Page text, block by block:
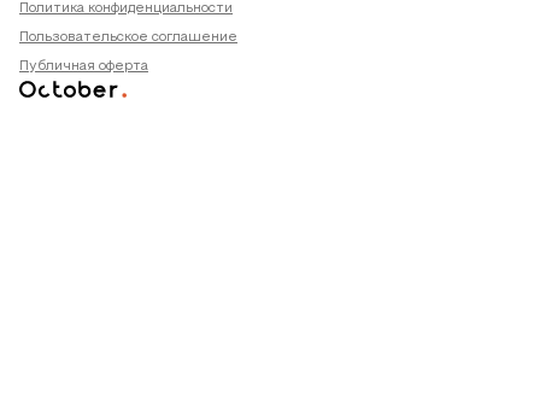
Политика конфиденциальности
Пользовательское соглашение
Публичная оферта